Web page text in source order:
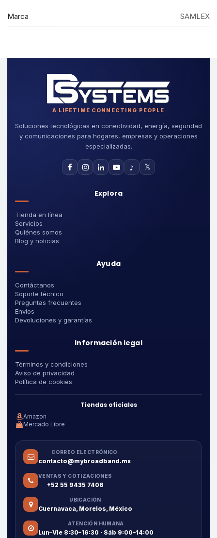
Marca SAMLEX
A LIFETIME CONNECTING PEOPLE
Soluciones tecnológicas en conectividad, energía, seguridad
y comunicaciones para hogares, empresas y operaciones
especializadas.
♪ 𝕏
Explora
Tienda en línea
Servicios
Quiénes somos
Blog y noticias
Ayuda
Contáctanos
Soporte técnico
Preguntas frecuentes
Envíos
Devoluciones y garantías
Información legal
Términos y condiciones
Aviso de privacidad
Política de cookies
Tiendas oficiales
Amazon
Mercado Libre
CORREO ELECTRÓNICO
contacto@mybroadband.mx
VENTAS Y COTIZACIONES
+52 55 9435 7408
UBICACIÓN
Cuernavaca, Morelos, México
ATENCIÓN HUMANA
Lun–Vie 8:30–16:30 · Sáb 9:00–14:00